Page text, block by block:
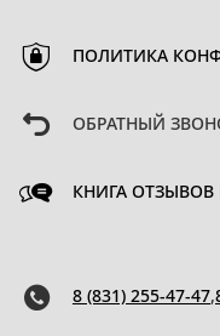
ПОЛИТИКА
ОБРАТНЫЙ
КНИГА
8 (831) 255-47-47,